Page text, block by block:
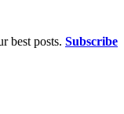
best posts. Subscribe